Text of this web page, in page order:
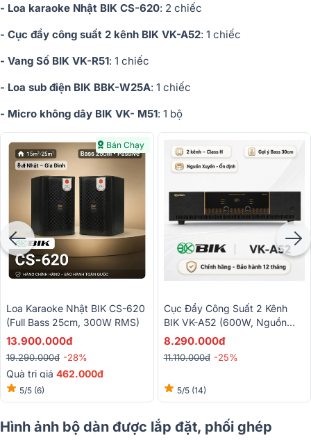
- Loa karaoke Nhật BIK CS-620: 2 chiếc
- Cục đẩy công suất 2 kênh BIK VK-A52: 1 chiếc
- Vang Số BIK VK-R51: 1 chiếc
- Loa sub điện BIK BBK-W25A: 1 chiếc
- Micro không dây BIK VK- M51: 1 bộ
Bán Chạy
Loa Karaoke Nhật BIK CS-620
(Full Bass 25cm, 300W RMS)
13.900.000đ
19.290.000đ -28%
Quà trị giá 462.000đ
5/5 (6)
Cục Đẩy Công Suất 2 Kênh
BIK VK-A52 (600W, Nguồn
Xuyến, Mạch Class H)
8.290.000đ
11.110.000đ -25%
5/5 (14)
Hình ảnh bộ dàn được lắp đặt, phối ghép